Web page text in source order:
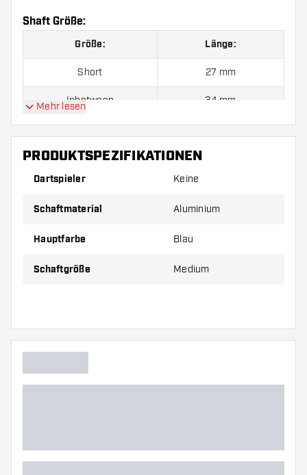
Shaft Größe:
Größe: Länge:
Short 27 mm
Inbetween 34 mm
Medium 41 mm
Preise gelten jeweils für ein Set (1 Set = 3 Stück).
Mehr lesen
PRODUKTSPEZIFIKATIONEN
Dartspieler Keine
Schaftmaterial Aluminium
Hauptfarbe Blau
Schaftgröße Medium